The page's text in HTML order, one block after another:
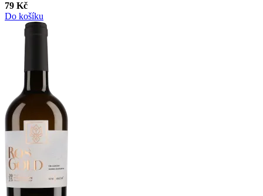
79 Kč
Do košíku